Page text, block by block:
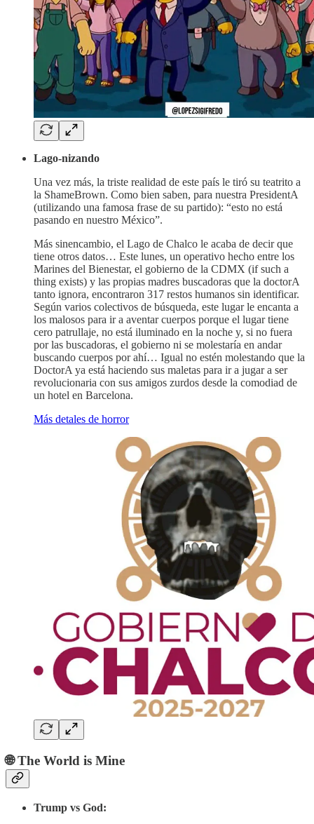
Lago-nizando
Una vez más, la triste realidad de este país le tiró su teatrito a
la ShameBrown. Como bien saben, para nuestra PresidentA
(utilizando una famosa frase de su partido): “esto no está
pasando en nuestro México”.
Más sinencambio, el Lago de Chalco le acaba de decir que
tiene otros datos… Este lunes, un operativo hecho entre los
Marines del Bienestar, el gobierno de la CDMX (if such a
thing exists) y las propias madres buscadoras que la doctorA
tanto ignora, encontraron 317 restos humanos sin identificar.
Según varios colectivos de búsqueda, este lugar le encanta a
los malosos para ir a aventar cuerpos porque el lugar tiene
cero patrullaje, no está iluminado en la noche y, si no fuera
por las buscadoras, el gobierno ni se molestaría en andar
buscando cuerpos por ahí… Igual no estén molestando que la
DoctorA ya está haciendo sus maletas para ir a jugar a ser
revolucionaria con sus amigos zurdos desde la comodiad de
un hotel en Barcelona.
Más detales de horror
🌐 The World is Mine
Trump vs God: